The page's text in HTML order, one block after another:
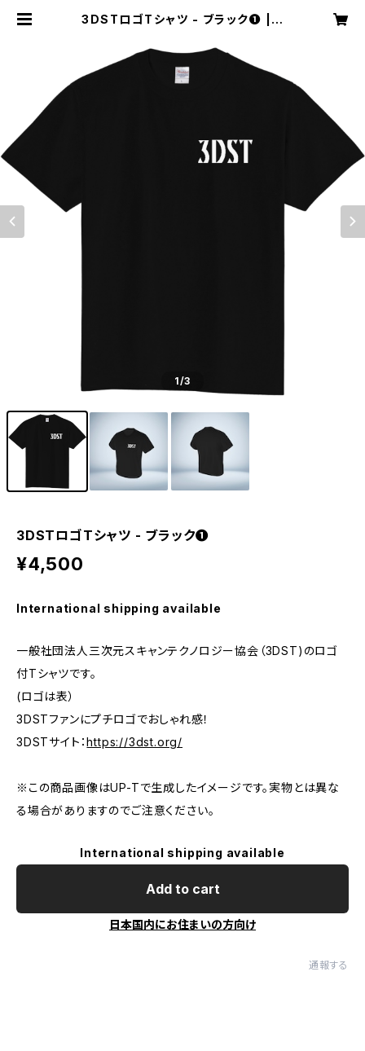
3DSTロゴTシャツ - ブラック❶ | 3
1/3
3DSTロゴTシャツ - ブラック❶
¥4,500
International shipping available
一般社団法人三次元スキャンテクノロジー協会（3DST)のロゴ
付Tシャツです。
(ロゴは表）
3DSTファンにプチロゴでおしゃれ感！
3DSTサイト：https://3dst.org/
※この商品画像はUP-Tで生成したイメージです。実物とは異な
る場合がありますのでご注意ください。
International shipping available
Add to cart
日本国内にお住まいの方向け
通報する